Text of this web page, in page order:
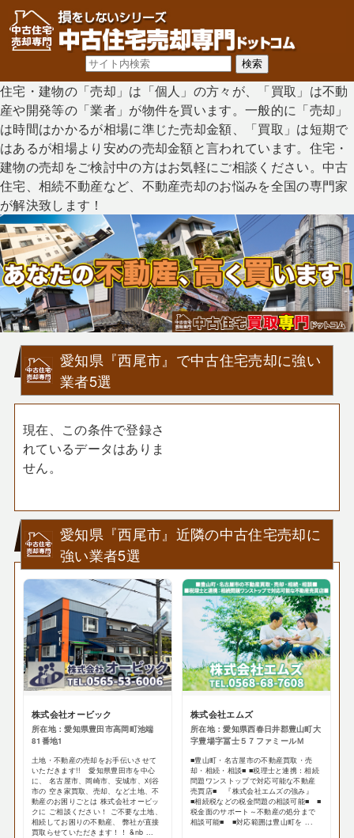
住宅・建物の「売却」は「個人」の方々が、「買取」は不動
産や開発等の「業者」が物件を買います。一般的に「売却」
は時間はかかるが相場に準じた売却金額、「買取」は短期で
はあるが相場より安めの売却金額と言われています。住宅・
建物の売却をご検討中の方はお気軽にご相談ください。中古
住宅、相続不動産など、不動産売却のお悩みを全国の専門家
が解決致します！
愛知県『西尾市』で中古住宅売却に強い
業者5選
現在、この条件で登録さ
れているデータはありま
せん。
愛知県『西尾市』近隣の中古住宅売却に
強い業者5選
株式会社オービック
所在地：愛知県豊田市高岡町池端
81番地1
土地・不動産の売却をお手伝いさせて
いただきます!! 愛知県豊田市を中心
に、 名古屋市、岡崎市、安城市、刈谷
市の 空き家買取、売却、など土地、不
動産のお困りごとは 株式会社オービッ
クに ご相談ください！ ご不要な土地、
相続してお困りの不動産、 弊社が直接
買取らせていただきます！！ &nb ...
株式会社エムズ
所在地：愛知県西春日井郡豊山町大
字豊場字冨士５７ファミールＭ
■豊山町・名古屋市の不動産買取・売
却・相続・相談■ ■税理士と連携：相続
問題ワンストップで対応可能な不動産
売買店■ 『株式会社エムズの強み』
■相続税などの税金問題の相談可能■ ■
税金面のサポート～不動産の処分まで
相談可能■ ■対応範囲は豊山町を ...